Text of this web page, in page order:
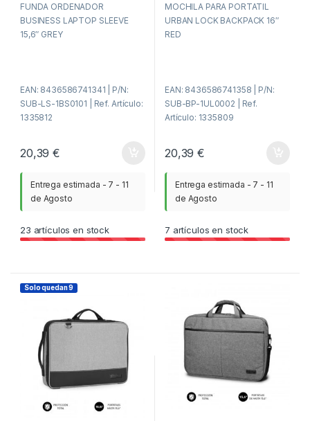
u
r
a
d
FUNDA ORDENADOR
BUSINESS LAPTOP SLEEVE
15,6″ GREY
EAN: 8436586741341 | P/N:
SUB-LS-1BS0101 | Ref. Artículo:
1335812
20,39€
Entrega estimada - 7 - 11
de Agosto
23 artículos en stock
u
r
a
d
MOCHILA PARA PORTATIL
URBAN LOCK BACKPACK 16″
RED
EAN: 8436586741358 | P/N:
SUB-BP-1UL0002 | Ref.
Artículo: 1335809
20,39€
Entrega estimada - 7 - 11
de Agosto
7 artículos en stock
Solo quedan 9